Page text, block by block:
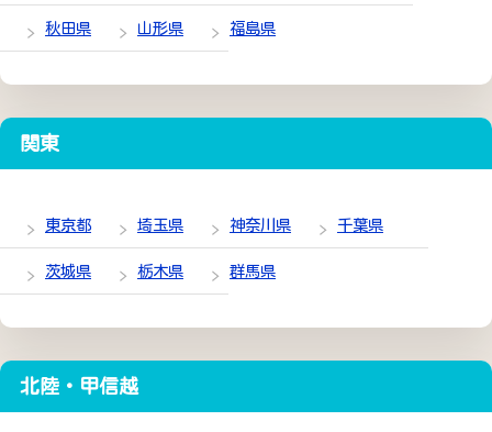
秋田県 山形県 福島県
関東
東京都 埼玉県 神奈川県 千葉県
茨城県 栃木県 群馬県
北陸・甲信越